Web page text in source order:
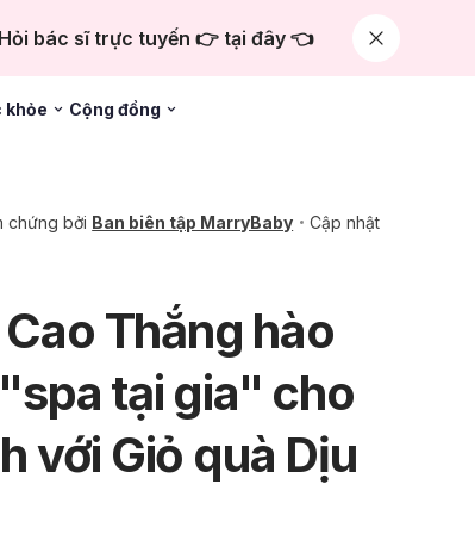
Hỏi bác sĩ trực tuyến 👉 tại đây 👈
khỏe Cộng đồng
chứng bởi Ban biên tập MarryBaby
Cập nhật
Thắng hào
tại gia" cho
với Giỏ quà Dịu